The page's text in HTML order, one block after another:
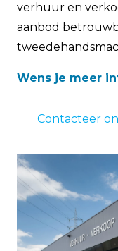
verhuur en
aanbod
Wens je meer
Contacteer